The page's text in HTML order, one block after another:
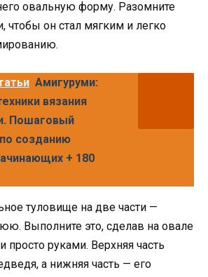
овальную форму. Разомните
чтобы он стал мягким и легко
Амигуруми:
вязания
Пошаговый
созданию
+ 180
туловище на две части —
Выполните это, сделав на овале
руками. Верхняя часть
а нижняя часть — его